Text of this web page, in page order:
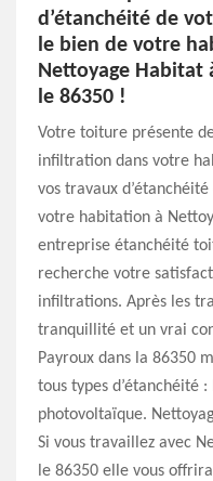
d’étanchéité de
le bien de votre
Nettoyage Habitat
le 86350 !
Votre toiture présente
infiltration dans votre
vos travaux
votre habitation à
entreprise étanchéité
recherche votre
infiltrations. Après les
tranquillité et un vrai
Payroux dans la 86350
tous types d’étanchéité
photovoltaïque.
Si vous travaillez avec
le 86350 elle vous